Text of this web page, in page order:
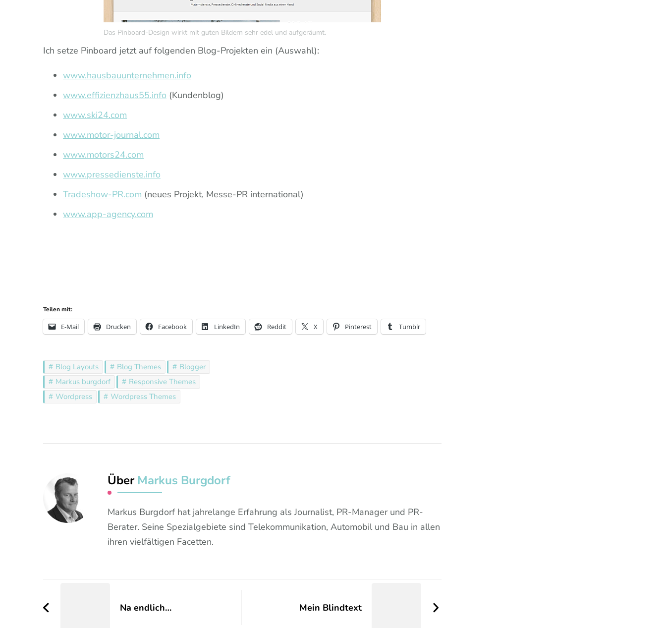
Das Pinboard-Design wirkt mit guten Bildern sehr edel und aufgeräumt.
Ich setze Pinboard jetzt auf folgenden Blog-Projekten ein (Auswahl):
www.hausbauunternehmen.info
www.effizienzhaus55.info (Kundenblog)
www.ski24.com
www.motor-journal.com
www.motors24.com
www.pressedienste.info
Tradeshow-PR.com (neues Projekt, Messe-PR international)
www.app-agency.com
Teilen mit:
E-Mail Drucken Facebook LinkedIn Reddit X Pinterest Tumblr
Blog Layouts Blog Themes
Blogger
Markus burgdorf
Responsive Themes
Wordpress
Wordpress Themes
Über Markus Burgdorf
Markus Burgdorf hat jahrelange Erfahrung als Journalist, PR-Manager und PR-
Berater. Seine Spezialgebiete sind Telekommunikation, Automobil und Bau in allen
ihren vielfältigen Facetten.
Na endlich… Mein Blindtext